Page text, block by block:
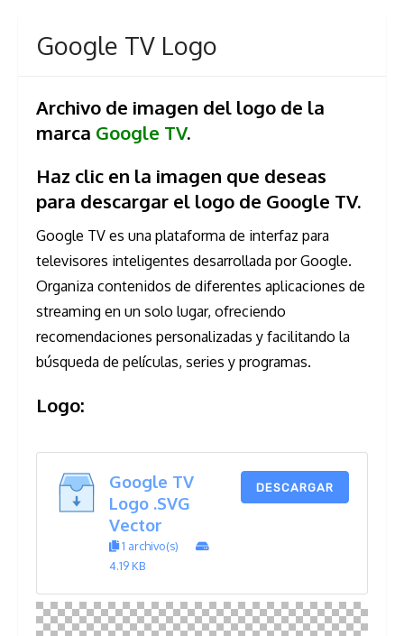
Google TV Logo
Archivo de imagen del logo de la
marca Google TV.
Haz clic en la imagen que deseas
para descargar el logo de Google TV.
Google TV es una plataforma de interfaz para
televisores inteligentes desarrollada por Google.
Organiza contenidos de diferentes aplicaciones de
streaming en un solo lugar, ofreciendo
recomendaciones personalizadas y facilitando la
búsqueda de películas, series y programas.
Logo:
Google TV
Logo .SVG
Vector
1 archivo(s)
4.19 KB
DESCARGAR